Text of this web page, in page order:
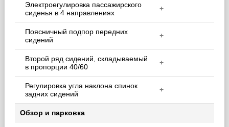
Электроегулировка пассажирского
сиденья в 4 направлениях
+
Поясничный подпор передних
сидений
+
Второй ряд сидений, складываемый
в пропорции 40/60
+
Регулировка угла наклона спинок
задних сидений
+
Обзор и парковка